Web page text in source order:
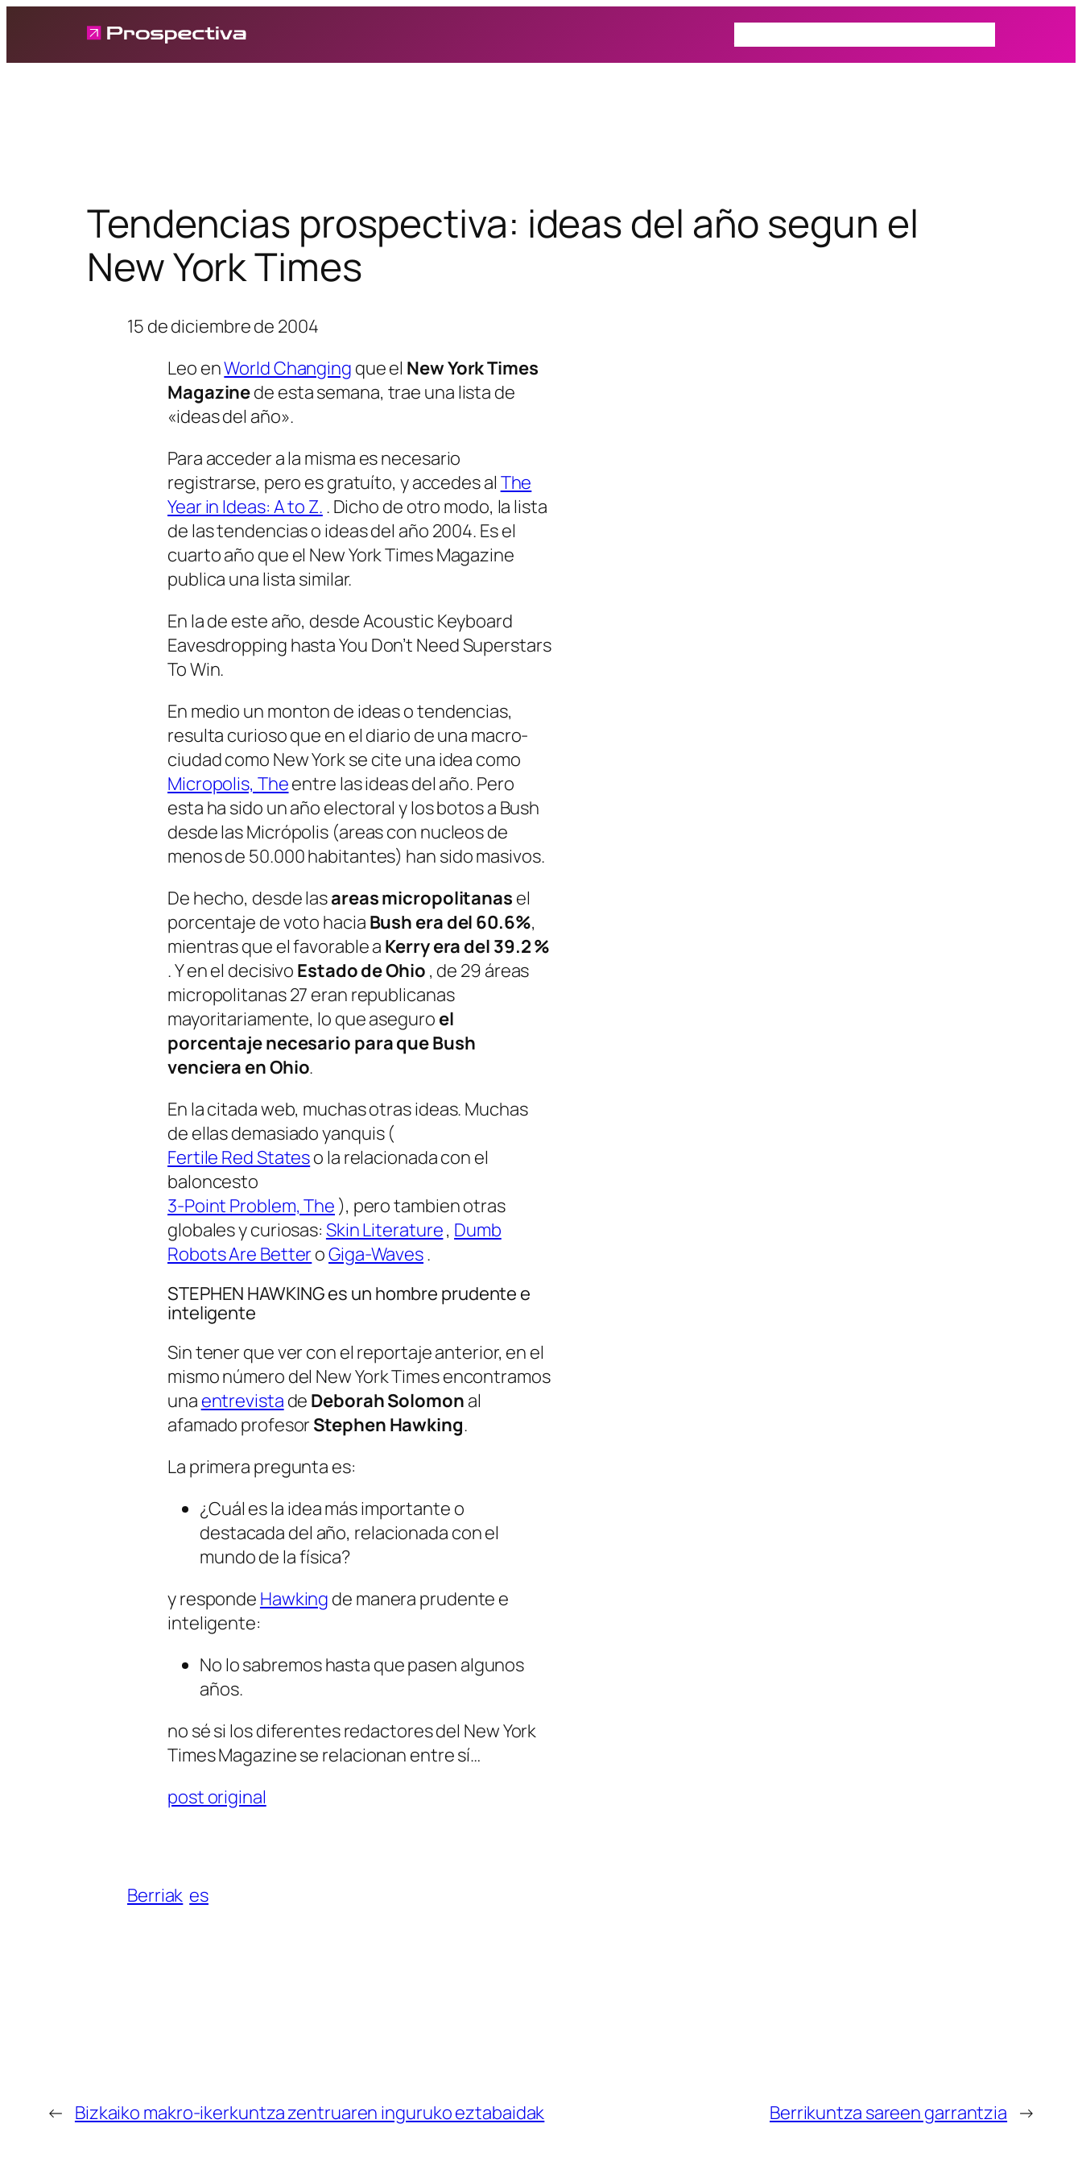
contenido
Tendencias prospectiva: ideas del año segun el
New York Times
15 de diciembre de 2004
Leo enWorld Changing que el New York Times
Magazinede esta semana, trae una lista de
«ideas del año».
Para acceder a la misma es necesario
registrarse, pero es gratuíto, y accedes al The
Year in Ideas: A to Z. . Dicho de otro modo, la lista
de las tendencias o ideas del año 2004. Es el
cuarto año que el New York Times Magazine
publica una lista similar.
En la de este año, desdeAcoustic Keyboard
Eavesdropping hastaYou Don’t Need Superstars
To Win.
En medio un monton de ideas o tendencias,
resulta curioso que en el diario de una macro-
ciudad como New York se cite una idea como
Micropolis, Theentre las ideas del año. Pero
esta ha sido un año electoral y los botos a Bush
desde las Micrópolis (areas con nucleos de
menos de 50.000 habitantes) han sido masivos.
De hecho, desde lasareas micropolitanas el
porcentaje de voto hacia Bush era del 60.6%,
mientras que el favorable a Kerry era del 39.2 %
. Y en el decisivo Estado de Ohio , de 29 áreas
micropolitanas 27 eran republicanas
mayoritariamente, lo que aseguro el
porcentaje necesario para que Bush
venciera en Ohio.
En la citada web, muchas otrasideas. Muchas
de ellas demasiadoyanquis(
Fertile Red Stateso la relacionada con el
baloncesto
3-Point Problem, The ), pero tambien otras
globales y curiosas: Skin Literature, Dumb
Robots Are BetteroGiga-Waves.
STEPHEN HAWKING es un hombre prudente e
inteligente
Sin tener que ver con el reportaje anterior, en el
mismo número del New York Times encontramos
una entrevista de Deborah Solomon al
afamado profesor Stephen Hawking.
La primera pregunta es:
¿Cuál es la idea más importante o
destacada del año, relacionada con el
mundo de la física?
y responde Hawking de manera prudente e
inteligente:
No lo sabremos hasta que pasen algunos
años.
no sé si los diferentes redactores del New York
Times Magazine se relacionan entre sí…
post original
Berriak es
← Bizkaiko makro-ikerkuntza zentruaren inguruko eztabaidak Berrikuntza sareen garrantzia →